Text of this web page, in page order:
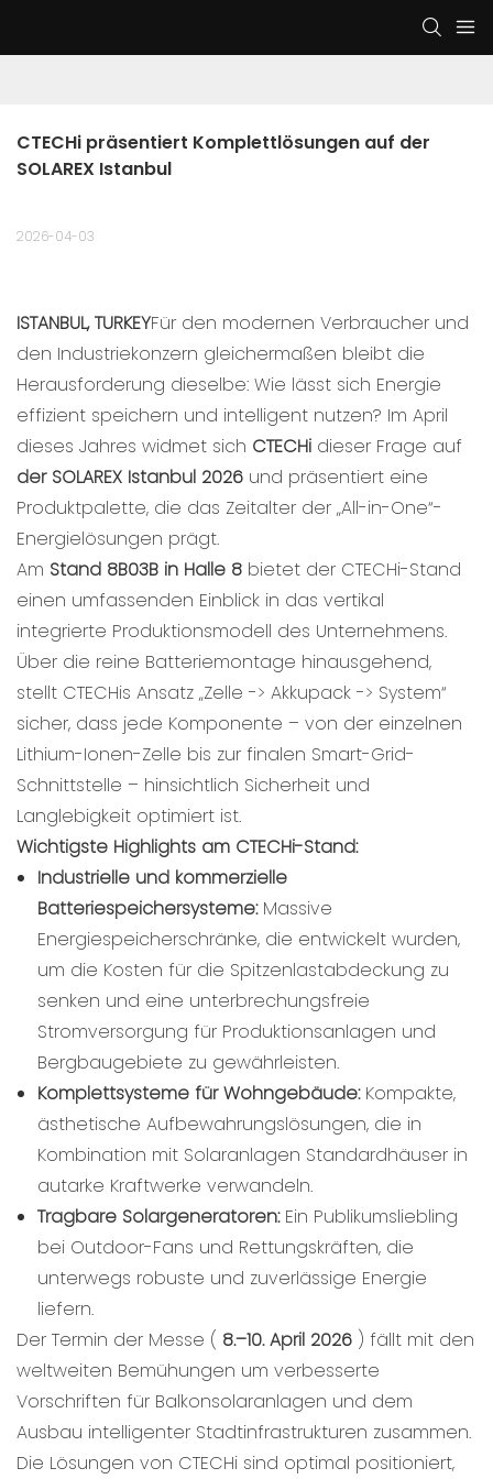
CTECHi präsentiert Komplettlösungen auf der
SOLAREX Istanbul
2026-04-03
ISTANBUL, TURKEYFür den modernen Verbraucher und
den Industriekonzern gleichermaßen bleibt die
Herausforderung dieselbe: Wie lässt sich Energie
effizient speichern und intelligent nutzen? Im April
dieses Jahres widmet sich CTECHi dieser Frage auf
der SOLAREX Istanbul 2026 und präsentiert eine
Produktpalette, die das Zeitalter der „All-in-One“-
Energielösungen prägt.
Am Stand 8B03B in Halle 8 bietet der CTECHi-Stand
einen umfassenden Einblick in das vertikal
integrierte Produktionsmodell des Unternehmens.
Über die reine Batteriemontage hinausgehend,
stellt CTECHis Ansatz „Zelle -> Akkupack -> System“
sicher, dass jede Komponente – von der einzelnen
Lithium-Ionen-Zelle bis zur finalen Smart-Grid-
Schnittstelle – hinsichtlich Sicherheit und
Langlebigkeit optimiert ist.
Wichtigste Highlights am CTECHi-Stand:
Industrielle und kommerzielle
Batteriespeichersysteme:Massive
Energiespeicherschränke, die entwickelt wurden,
um die Kosten für die Spitzenlastabdeckung zu
senken und eine unterbrechungsfreie
Stromversorgung für Produktionsanlagen und
Bergbaugebiete zu gewährleisten.
Komplettsysteme für Wohngebäude:Kompakte,
ästhetische Aufbewahrungslösungen, die in
Kombination mit Solaranlagen Standardhäuser in
autarke Kraftwerke verwandeln.
Tragbare Solargeneratoren:Ein Publikumsliebling
bei Outdoor-Fans und Rettungskräften, die
unterwegs robuste und zuverlässige Energie
liefern.
Der Termin der Messe ( 8.–10. April 2026 ) fällt mit den
weltweiten Bemühungen um verbesserte
Vorschriften für Balkonsolaranlagen und dem
Ausbau intelligenter Stadtinfrastrukturen zusammen.
Die Lösungen von CTECHi sind optimal positioniert,